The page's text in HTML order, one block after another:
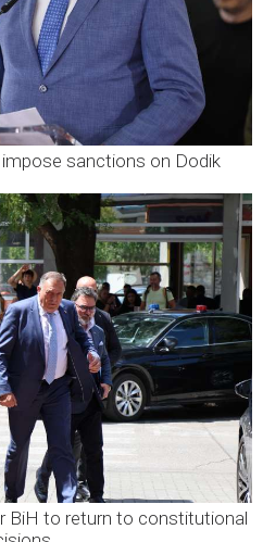
sanctions on Dodik
BiH to return to constitutional